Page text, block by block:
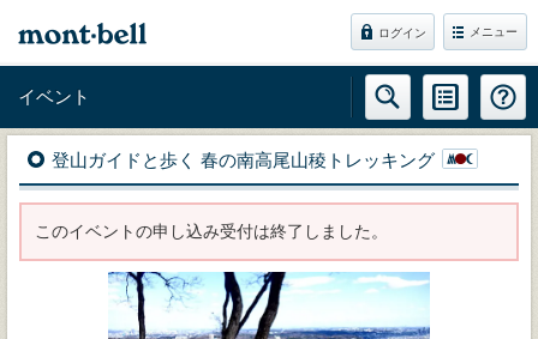
ログイン メニュー
イベント
登山ガイドと歩く 春の南高尾山稜トレッキング
このイベントの申し込み受付は終了しました。